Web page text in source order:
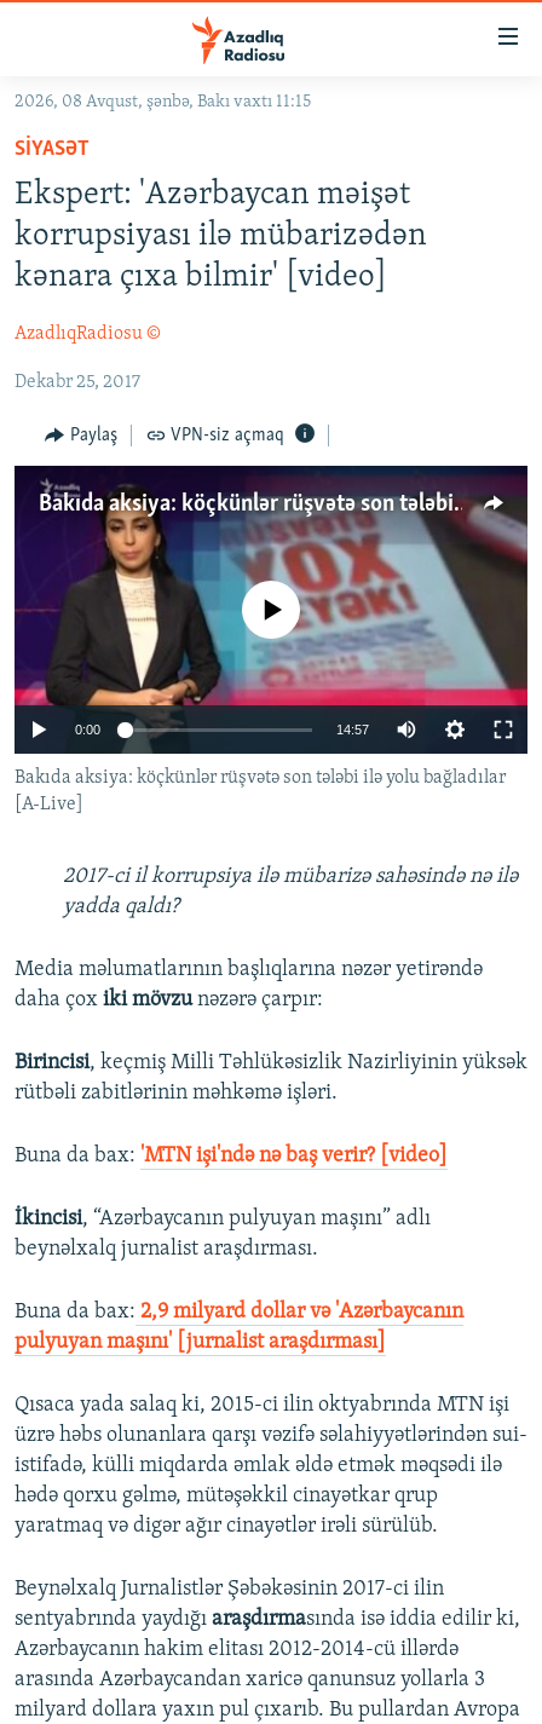
Əsas
qayıt
Əsas
naviqasiyaya
qayıt
Axtarışa
GÜNDƏM
#İZAHLA
KORRUPSIOMETR
#ƏSLINDƏ
QANUNI DOĞRU
ARAŞDIRMA
MULTIMEDIA
VIDEO
FOTOQALEREYA
İNFOQRAFIKA
KARIKATURA
RADIO ARXIV
OXU ZALI
AZƏRBAYCAN ƏDƏBIYYATI KITABXANASI
İSLAM VƏ DEMOKRATIYA
İZ - MƏDƏNIYYƏT PROQRAMI
HAQQIMIZDA
MISSIYAMIZ
PEŞƏ ETIKASI VƏ JURNALISTIKA STANDARTLARIMIZ
MATERIALLARIMIZDAN ISTIFADƏ
AZADLIQRADIOSU MOBIL TELEFONUNUZDA
BIZIMLƏ ƏLAQƏ
XƏBƏR BÜLLETENLƏRIMIZ
BIZI IZLƏ
RFE/RL-in bütün saytları
2026, 08 Avqust, şənbə, Bakı vaxtı 11:15
SIYASƏT
Ekspert: 'Azərbaycan məişət
korrupsiyası ilə mübarizədən
kənara çıxa bilmir' [video]
AzadlıqRadiosu ©
Dekabr 25, 2017
Paylaş VPN-siz açmaq
Bakıda aksiya: köçkünlər rüşvətə son tələbi ilə yolu bağladılar
No media source currently available
0:00 14:57
Bakıda aksiya: köçkünlər rüşvətə son tələbi ilə yolu bağladılar
[A-Live]
2017-ci il korrupsiya ilə mübarizə sahəsində nə ilə
yadda qaldı?
Media məlumatlarının başlıqlarına nəzər yetirəndə
daha çox iki mövzunəzərə çarpır:
Birincisi, keçmiş Milli Təhlükəsizlik Nazirliyinin yüksək
rütbəli zabitlərinin məhkəmə işləri.
Buna da bax: 'MTN işi'ndə nə baş verir? [video]
İkincisi, “Azərbaycanın pulyuyan maşını” adlı
beynəlxalq jurnalist araşdırması.
Buna da bax:​ 2,9 milyard dollar və 'Azərbaycanın
pulyuyan maşını' [jurnalist araşdırması]
Qısaca yada salaq ki, 2015-ci ilin oktyabrında MTN işi
üzrə həbs olunanlara qarşı vəzifə səlahiyyətlərindən sui-
istifadə, külli miqdarda əmlak əldə etmək məqsədi ilə
hədə qorxu gəlmə, mütəşəkkil cinayətkar qrup
yaratmaq və digər ağır cinayətlər irəli sürülüb.
Beynəlxalq Jurnalistlər Şəbəkəsinin 2017-ci ilin
sentyabrında yaydığı araşdırmasında isə iddia edilir ki,
Azərbaycanın hakim elitası 2012-2014-cü illərdə
arasında Azərbaycandan xaricə qanunsuz yollarla 3
milyard dollara yaxın pul çıxarıb. Bu pullardan Avropa